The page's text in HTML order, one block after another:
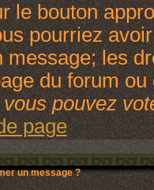
le bouton
pourriez
message; les
du forum
pouvez
page
un message ?